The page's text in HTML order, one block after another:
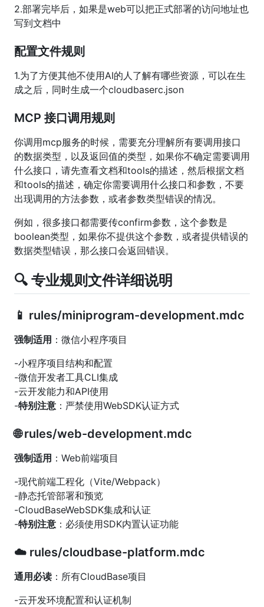
2.部署完毕后，如果是web可以把正式部署的访问地址也
写到文档中
配置文件规则
1.为了方便其他不使用AI的人了解有哪些资源，可以在生
成之后，同时生成一个cloudbaserc.json
MCP 接口调用规则
你调用mcp服务的时候，需要充分理解所有要调用接口
的数据类型，以及返回值的类型，如果你不确定需要调用
什么接口，请先查看文档和tools的描述，然后根据文档
和tools的描述，确定你需要调用什么接口和参数，不要
出现调用的方法参数，或者参数类型错误的情况。
例如，很多接口都需要传confirm参数，这个参数是
boolean类型，如果你不提供这个参数，或者提供错误的
数据类型错误，那么接口会返回错误。
🔍 专业规则文件详细说明
📱 rules/miniprogram-development.mdc
强制适用 ：微信小程序项目
-小程序项目结构和配置
-微信开发者工具CLI集成
-云开发能力和API使用
-特别注意 ：严禁使用WebSDK认证方式
🌐 rules/web-development.mdc
强制适用 ：Web前端项目
-现代前端工程化（Vite/Webpack）
-静态托管部署和预览
-CloudBaseWebSDK集成和认证
-特别注意 ：必须使用SDK内置认证功能
☁️ rules/cloudbase-platform.mdc
通用必读 ：所有CloudBase项目
-云开发环境配置和认证机制